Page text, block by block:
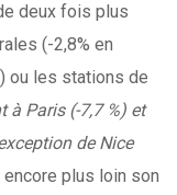
deux fois plus
(-2,8% en
ou les stations de
à Paris (-7,7 %) et
de Nice
plus loin son